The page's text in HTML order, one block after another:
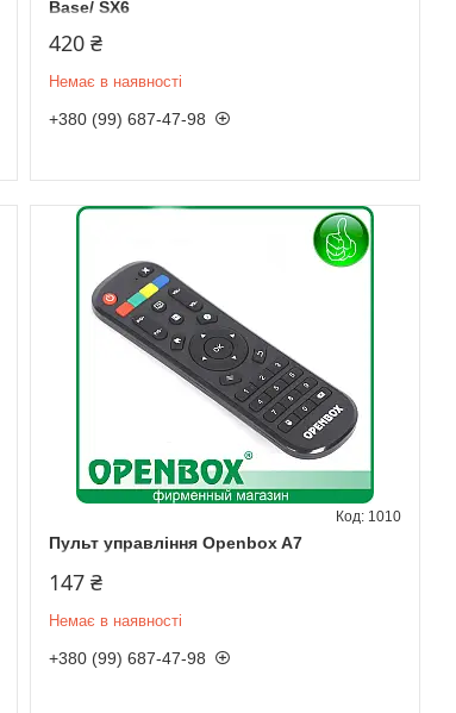
Base/ SX6
420 ₴
Немає в наявності
+380 (99) 687-47-98
Пульт управління Openbox A7
1010
147 ₴
Немає в наявності
+380 (99) 687-47-98